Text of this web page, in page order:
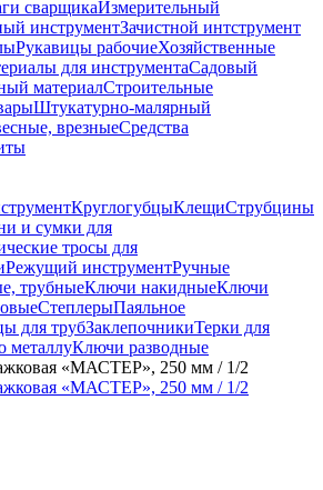
сварщикаИзмерительный
инструментЗачистной интструмент
Рукавицы рабочиеХозяйственные
для инструментаСадовый
материалСтроительные
Штукатурно-малярный
врезныеСредства
КруглогубцыКлещиСтрубцины
и сумки для
тросы для
Режущий инструментРучные
трубныеКлючи накидныеКлючи
СтеплерыПаяльное
для трубЗаклепочникиТерки для
металлуКлючи разводные
«МАСТЕР», 250 мм / 1/2